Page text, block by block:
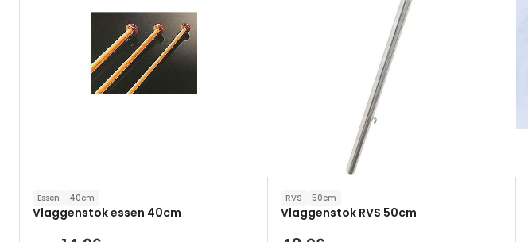
Essen 40cm
Vlaggenstok essen 40cm
RVS 50cm
Vlaggenstok RVS 50cm